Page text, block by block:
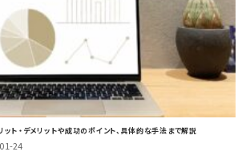
ット・デメリットや成功のポイント、具体的な手法まで解説
24